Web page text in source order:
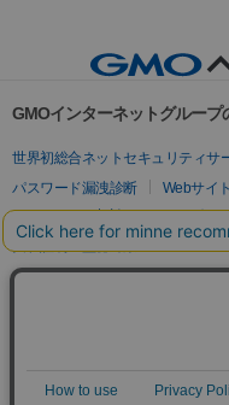
GMOインターネットグルー
世界初総合ネットセキュリティサ
パスワード漏洩診断
Webサイ
セキュリティ相談AIチャットボッ
実在証明・盗聴対策
サイバー攻撃対策（GMOサイバ